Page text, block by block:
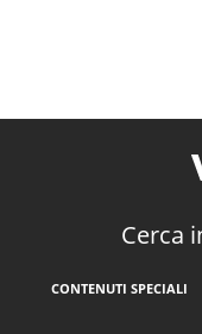
Cerca
CONTENUTI SPECIALI